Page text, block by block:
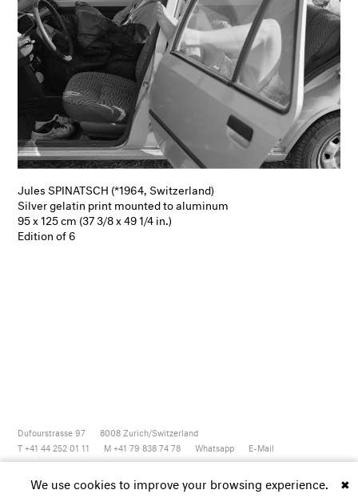
Suche
E-Mail
EN
Jules SPINATSCH (*1964, Switzerland)
Silver gelatin print mounted to aluminum
95 x 125 cm (37 3/8 x 49 1/4 in.)
Edition of 6
Dufourstrasse 97 8008 Zurich/Switzerland
T +41 44 252 01 11
M +41 79 838 74 78 Whatsapp E-Mail
Newsletter Instagram Vimeo Youtube ✖
We use cookies to improve your browsing experience.